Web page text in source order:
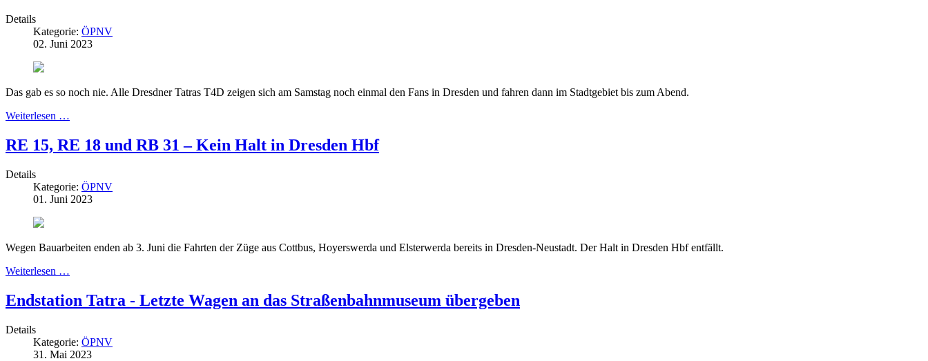
Details
Kategorie: ÖPNV
02. Juni 2023
Das gab es so noch nie. Alle Dresdner Tatras T4D zeigen sich am Samstag noch einmal den Fans in Dresden und fahren dann im Stadtgebiet bis zum Abend.
Weiterlesen …
RE 15, RE 18 und RB 31 – Kein Halt in Dresden Hbf
Details
Kategorie: ÖPNV
01. Juni 2023
Wegen Bauarbeiten enden ab 3. Juni die Fahrten der Züge aus Cottbus, Hoyerswerda und Elsterwerda bereits in Dresden-Neustadt. Der Halt in Dresden Hbf entfällt.
Weiterlesen …
Endstation Tatra - Letzte Wagen an das Straßenbahnmuseum übergeben
Details
Kategorie: ÖPNV
31. Mai 2023